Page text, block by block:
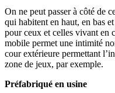
On ne peut passer à côté de
qui habitent en haut, en bas
pour ceux et celles vivant en
mobile permet une intimité
cour extérieure permettant
zone de jeux, par exemple.
Préfabriqué en usine